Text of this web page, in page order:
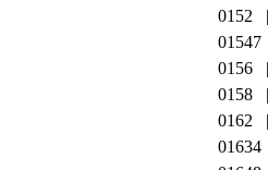
0152
01547
0156
0158
0162
01634